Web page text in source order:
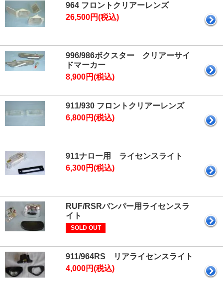
964 フロントクリアーレンズ
26,500円(税込)
996/986ボクスター クリアーサイ
ドマーカー
8,900円(税込)
911/930 フロントクリアーレンズ
6,800円(税込)
911ナロー用 ライセンスライト
6,300円(税込)
RUF/RSRバンパー用ライセンスラ
イト
SOLD OUT
911/964RS リアライセンスライト
4,000円(税込)